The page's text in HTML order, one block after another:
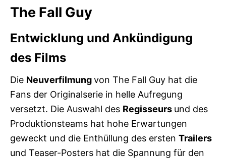
The Fall Guy
Entwicklung und Ankündigung
des Films
Die Neuverfilmungvon The Fall Guy hat die
Fans der Originalserie in helle Aufregung
versetzt. Die Auswahl des Regisseurs und des
Produktionsteams hat hohe Erwartungen
geweckt und die Enthüllung des ersten Trailers
und Teaser-Posters hat die Spannung für den